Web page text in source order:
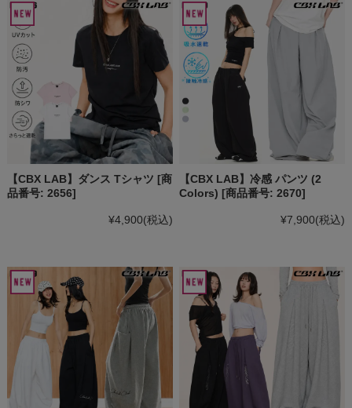
【CBX LAB】ダンス Tシャツ [商
品番号: 2656]
¥4,900(税込)
【CBX LAB】冷感 パンツ (2
Colors) [商品番号: 2670]
¥7,900(税込)